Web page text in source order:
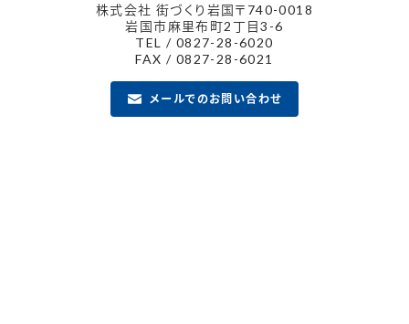
株式会社 街づくり岩国〒740-0018
岩国市麻里布町2丁目3-6
TEL / 0827-28-6020
FAX / 0827-28-6021
メールでのお問い合わせ